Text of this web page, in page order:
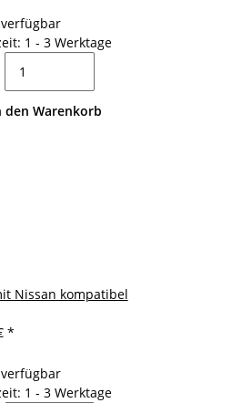
1 - 3 Werktage
den Warenkorb
Nissan kompatibel
*
1 - 3 Werktage